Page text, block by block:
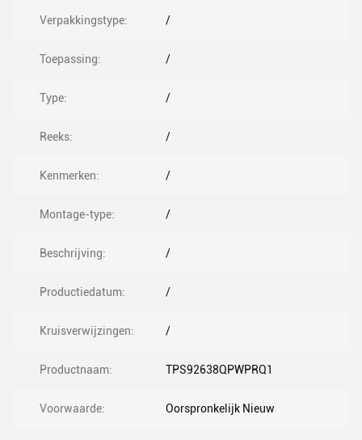
Verpakkingstype: /
Toepassing: /
Type: /
Reeks: /
Kenmerken: /
Montage-type: /
Beschrijving: /
Productiedatum: /
Kruisverwijzingen: /
Productnaam: TPS92638QPWPRQ1
Voorwaarde: Oorspronkelijk Nieuw